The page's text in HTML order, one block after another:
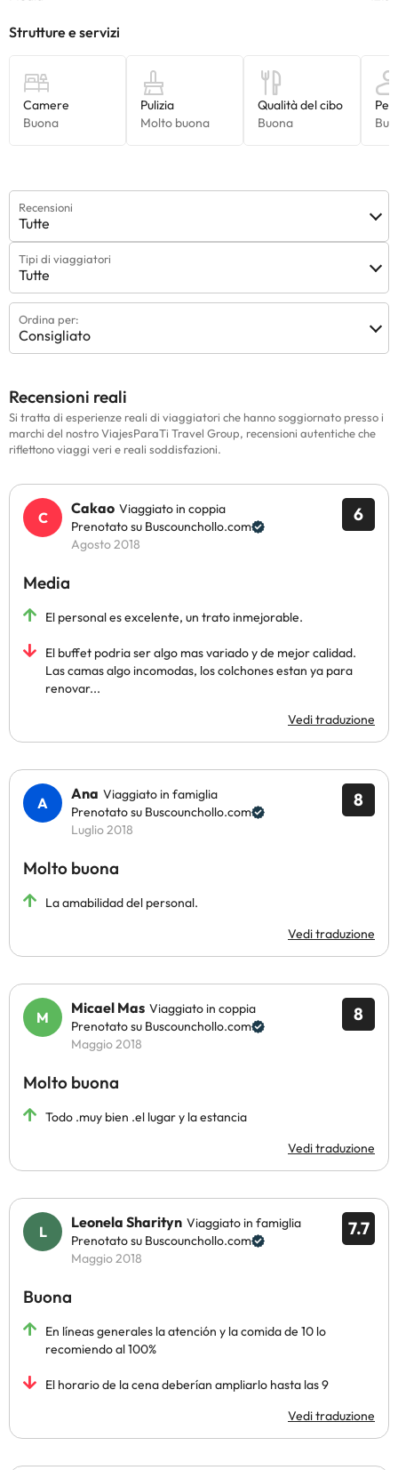
Recensioni
Tutte
Tipi di viaggiatori
Tutte
Ordina per:
Consigliato
Recensioni reali
Si tratta di esperienze reali di viaggiatori che hanno soggiornato presso i
marchi del nostro ViajesParaTi Travel Group, recensioni autentiche che
riflettono viaggi veri e reali soddisfazioni.
6
Cakao Viaggiato in coppia
Prenotato su Buscounchollo.com
Agosto 2018
Media
El personal es excelente, un trato inmejorable.
El buffet podria ser algo mas variado y de mejor calidad.
Las camas algo incomodas, los colchones estan ya para
renovar...
Vedi traduzione
8
Ana Viaggiato in famiglia
Prenotato su Buscounchollo.com
Luglio 2018
Molto buona
La amabilidad del personal.
Vedi traduzione
8
Micael Mas Viaggiato in coppia
Prenotato su Buscounchollo.com
Maggio 2018
Molto buona
Todo .muy bien .el lugar y la estancia
Vedi traduzione
7.7
Leonela Sharityn Viaggiato in famiglia
Prenotato su Buscounchollo.com
Maggio 2018
Buona
En líneas generales la atención y la comida de 10 lo
recomiendo al 100%
El horario de la cena deberían ampliarlo hasta las 9
Vedi traduzione